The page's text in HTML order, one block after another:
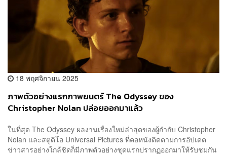
18 พฤศจิกายน 2025
ภาพตัวอย่างแรกภาพยนตร์ The Odyssey ของ
Christopher Nolan ปล่อยออกมาแล้ว
ในที่สุด The Odyssey ผลงานเรื่องใหม่ล่าสุดของผู้กำกับ Christopher
Nolan และสตูดิโอ Universal Pictures ที่คอหนังติดตามการอัปเดต
ข่าวสารอย่างใกล้ชิดก็มีภาพตัวอย่างชุดแรกปรากฏออกมาให้รับชมกัน